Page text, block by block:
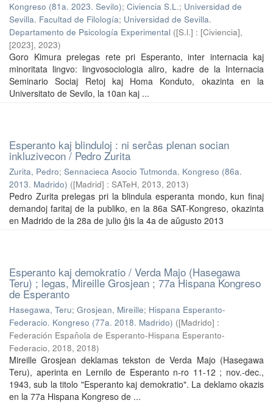
Kongreso (81a. 2023. Sevilo); Civiencia S.L.; Universidad de
Sevilla. Facultad de Filología; Universidad de Sevilla.
Departamento de Psicología Experimental ([S.l.] : [Civiencia],
[2023], 2023)
Goro Kimura prelegas rete pri Esperanto, inter internacia kaj
minoritata lingvo: lingvosociologia aliro, kadre de la Internacia
Seminario Sociaj Retoj kaj Homa Konduto, okazinta en la
Universitato de Sevilo, la 10an kaj ...
Esperanto kaj blinduloj : ni serĉas plenan socian
inkluzivecon / Pedro Zurita
Zurita, Pedro; Sennacieca Asocio Tutmonda. Kongreso (86a.
2013. Madrido) ([Madrid] : SATeH, 2013, 2013)
Pedro Zurita prelegas pri la blindula esperanta mondo, kun finaj
demandoj faritaj de la publiko, en la 86a SAT-Kongreso, okazinta
en Madrido de la 28a de julio ĝis la 4a de aŭgusto 2013
Esperanto kaj demokratio / Verda Majo (Hasegawa
Teru) ; legas, Mireille Grosjean ; 77a Hispana Kongreso
de Esperanto
Hasegawa, Teru; Grosjean, Mireille; Hispana Esperanto-
Federacio. Kongreso (77a. 2018. Madrido) ([Madrido] :
Federación Española de Esperanto-Hispana Esperanto-
Federacio, 2018, 2018)
Mireille Grosjean deklamas tekston de Verda Majo (Hasegawa
Teru), aperinta en Lernilo de Esperanto n-ro 11-12 ; nov.-dec.,
1943, sub la titolo "Esperanto kaj demokratio". La deklamo okazis
en la 77a Hispana Kongreso de ...